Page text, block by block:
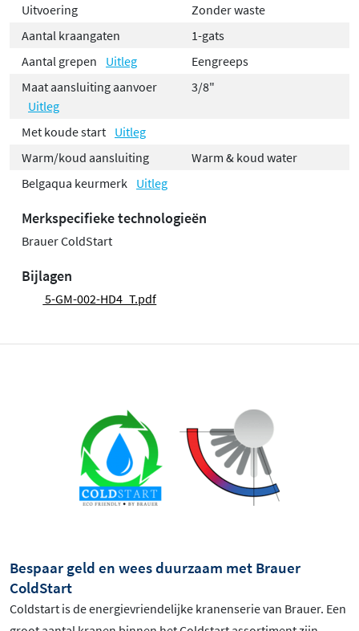
Uitvoering
Zonder waste
Aantal kraangaten
1-gats
Aantal grepen
Uitleg
Eengreeps
Maat aansluiting aanvoer
Uitleg
3/8"
Met koude start Uitleg
Warm/koud aansluiting
Warm & koud water
Belgaqua keurmerk Uitleg
Merkspecifieke technologieën
Brauer ColdStart
Bijlagen
5-GM-002-HD4_T.pdf
Bespaar geld en wees duurzaam met Brauer
ColdStart
Coldstart is de energievriendelijke kranenserie van Brauer. Een